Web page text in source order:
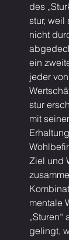
des
stur, weil
nicht
ein
jeder
stur
mit
Ziel und
mentale
gelingt,